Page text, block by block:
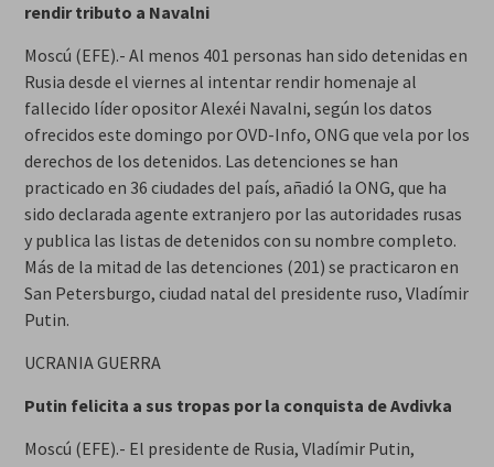
rendir tributo a Navalni
Moscú (EFE).- Al menos 401 personas han sido detenidas en
Rusia desde el viernes al intentar rendir homenaje al
fallecido líder opositor Alexéi Navalni, según los datos
ofrecidos este domingo por OVD-Info, ONG que vela por los
derechos de los detenidos. Las detenciones se han
practicado en 36 ciudades del país, añadió la ONG, que ha
sido declarada agente extranjero por las autoridades rusas
y publica las listas de detenidos con su nombre completo.
Más de la mitad de las detenciones (201) se practicaron en
San Petersburgo, ciudad natal del presidente ruso, Vladímir
Putin.
UCRANIA GUERRA
Putin felicita a sus tropas por la conquista de Avdivka
Moscú (EFE).- El presidente de Rusia, Vladímir Putin,